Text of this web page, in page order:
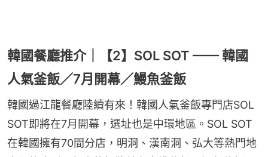
韓國餐廳推介｜【2】SOL SOT —— 韓國
人氣釜飯／7月開幕／鰻魚釜飯
韓國過江龍餐廳陸續有來！韓國人氣釜飯專門店SOL
SOT即將在7月開幕，選址也是中環地區。SOL SOT
在韓國擁有70間分店，明洞、漢南洞、弘大等熱門地